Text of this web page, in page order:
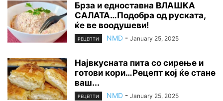
Брза и едноставна ВЛАШКА
САЛАТА…Подобра од руската,
ќе ве воодушеви!
РЕЦЕПТИ NMD - January 25, 2025
Највкусната пита со сирење и
готови кори…Рецепт кој ќе стане
ваш...
РЕЦЕПТИ NMD - January 25, 2025